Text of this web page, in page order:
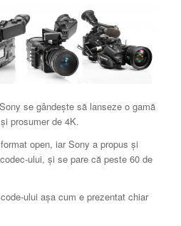
se gândește să lanseze o gamă
prosumer de 4K.
open, iar Sony a propus și
ului, și se pare că peste 60 de
ului așa cum e prezentat chiar